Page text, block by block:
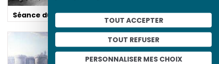
TOUT ACCEPTER
TOUT REFUSER
PERSONNALISER MES CHOIX
Rouget de Lisle
composant la
Marseillaise
Séance du 9 Thermidor